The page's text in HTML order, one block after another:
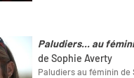
Paludiers... au
de Sophie Averty
Paludiers au féminin